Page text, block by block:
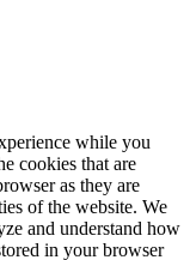
while you
cookies that are
as they are
of the website. We
and understand how
in your browser